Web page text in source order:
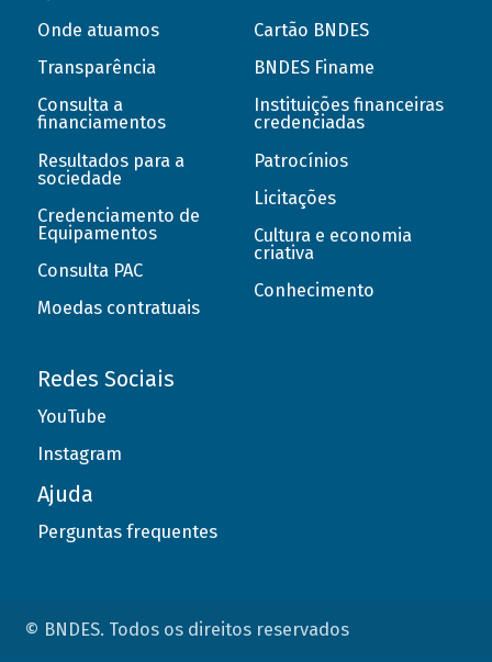
Onde atuamos
Transparência
Consulta a
financiamentos
Resultados para a
sociedade
Credenciamento de
Equipamentos
Consulta PAC
Moedas contratuais
Cartão BNDES
BNDES Finame
Instituições financeiras
credenciadas
Patrocínios
Licitações
Cultura e economia
criativa
Conhecimento
Redes Sociais
YouTube
Instagram
Ajuda
Perguntas frequentes
© BNDES. Todos os direitos reservados